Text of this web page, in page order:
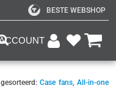
BESTE WEBSHOP
Case fans,All-in-one